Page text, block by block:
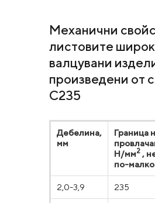
Механични
листовите
валцувани
произведени от
С235
Дебелина,
мм
Граница
Н/мм2 ,
по-
2,0-3,9 235